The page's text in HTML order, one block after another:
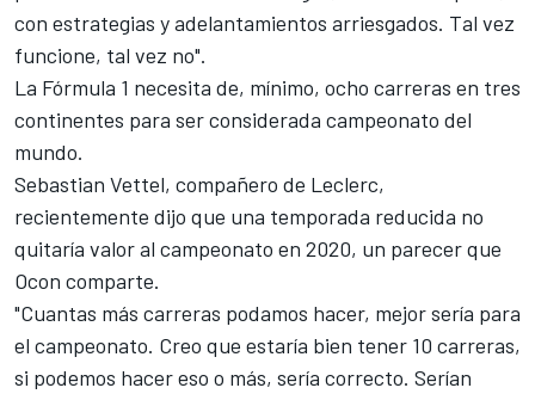
con estrategias y adelantamientos arriesgados. Tal vez
funcione, tal vez no".
La Fórmula 1 necesita de, mínimo, ocho carreras en tres
continentes para ser considerada campeonato del
mundo.
Sebastian Vettel, compañero de Leclerc,
recientemente dijo que una temporada reducida no
quitaría valor al campeonato en 2020, un parecer que
Ocon comparte.
"Cuantas más carreras podamos hacer, mejor sería para
el campeonato. Creo que estaría bien tener 10 carreras,
si podemos hacer eso o más, sería correcto. Serían